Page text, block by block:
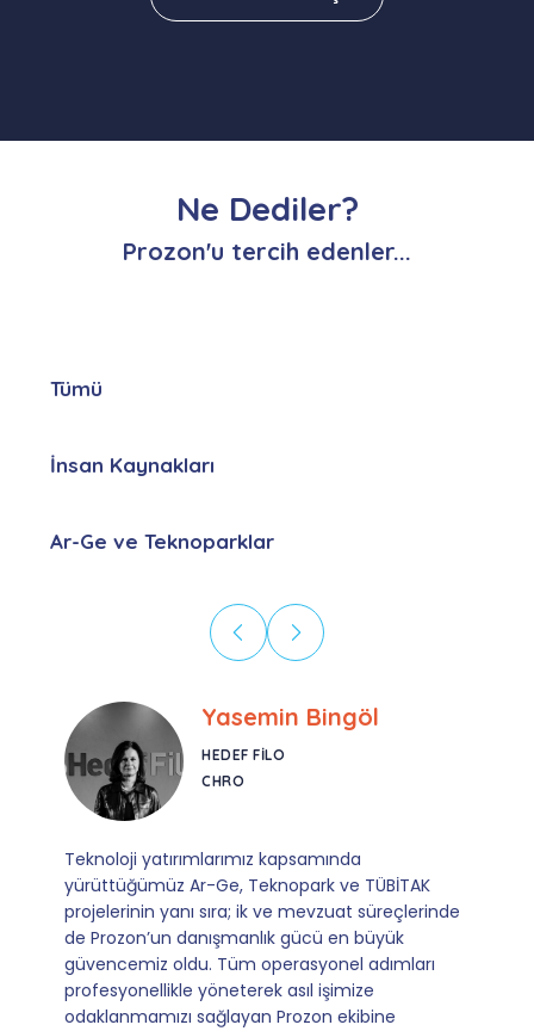
Ne Dediler?
Prozon'u tercih edenler...
Tümü
İnsan Kaynakları
Ar-Ge ve Teknoparklar
Ebru Kural
CORESYS
SATIŞ YÖNETICISI
Mevzuata uyum, başvuru ve izleme adımlarında
sağladıkları kusursuz yönlendirme sayesinde artık
operasyonlarımızı sıfır kaygı ve tam güvenle
yürütüyoruz. İş birliğimizi bizim için asıl değerli
kılan ise; ihtiyaç duyduğumuz her an ulaşılabilir
olmaları ve sorularımıza aldığımız hızlı geri
dönüşler.